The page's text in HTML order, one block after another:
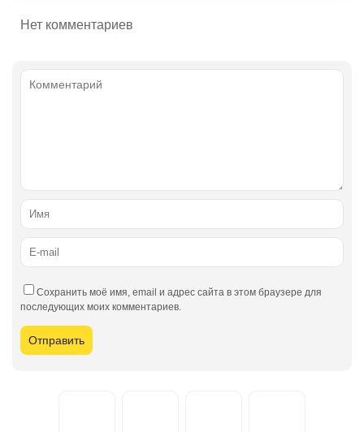
Нет комментариев
Сохранить моё имя, email и адрес сайта в этом браузере для
последующих моих комментариев.